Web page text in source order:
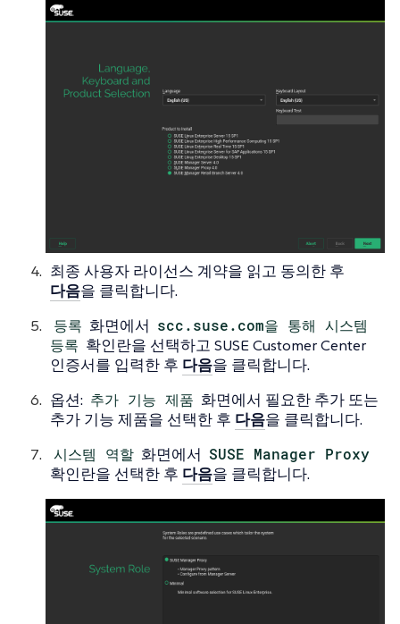
최종 사용자 라이선스 계약을 읽고 동의한 후
다음을 클릭합니다.
등록 화면에서 scc.suse.com을 통해 시스템
등록 확인란을 선택하고 SUSE Customer Center
인증서를 입력한 후 다음을 클릭합니다.
옵션: 추가 기능 제품 화면에서 필요한 추가 또는
추가 기능 제품을 선택한 후 다음을 클릭합니다.
시스템 역할 화면에서 SUSE Manager Proxy
확인란을 선택한 후 다음을 클릭합니다.